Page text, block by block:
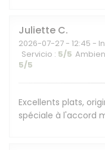
Juliette C
2026-07-27 - 12:45 -
Servicio : 5/5
5/5
Excellents plats,
spéciale à l'accord